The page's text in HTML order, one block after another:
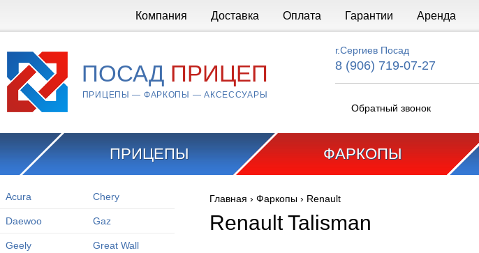
Компания Доставка Оплата Гарантии Аренда
ПОСАД ПРИЦЕП
ПРИЦЕПЫ — ФАРКОПЫ — АКСЕССУАРЫ
г.Сергиев Посад
8 (906) 719-07-27
Обратный звонок
ПРИЦЕПЫ ФАРКОПЫ
Acura Chery
Daewoo Gaz
Geely Great Wall
Вы здесь
Главная › Фаркопы › Renault
Renault Talisman